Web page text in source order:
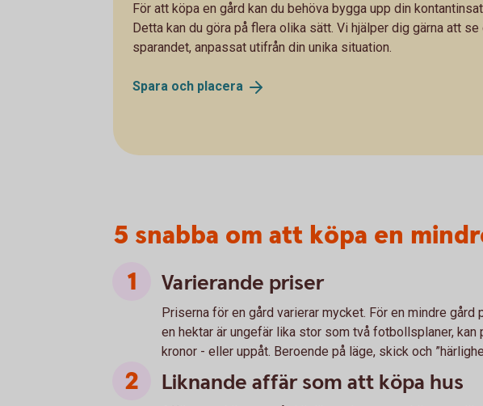
För att köpa en gård kan du behöva bygga upp din
Detta kan du göra på flera olika sätt. Vi hjälper dig gärna att se
sparandet, anpassat utifrån din unika situation.
Spara och placera
5 snabba om att köpa en
Varierande priser
Priserna för en gård varierar mycket. För en mindre gård
en hektar är ungefär lika stor som två fotbollsplaner,
kronor - eller uppåt. Beroende på läge, skick och
Liknande affär som att köpa hus